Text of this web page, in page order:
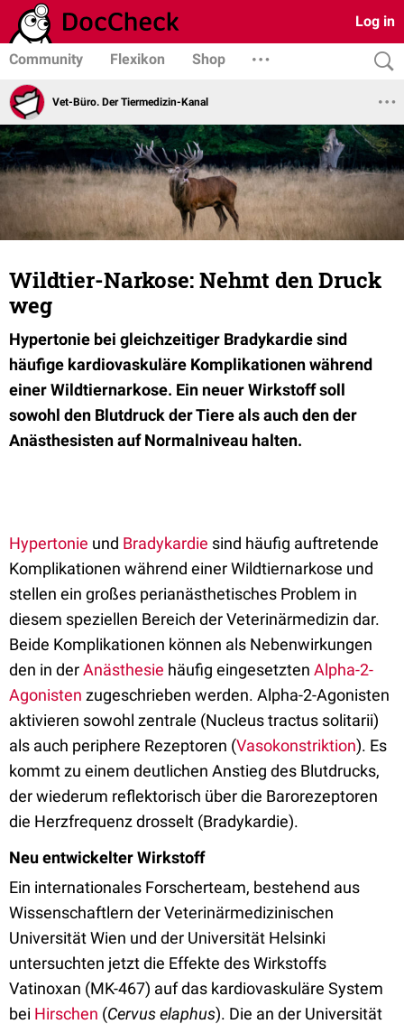
Log in
Community Flexikon Shop
Vet-Büro. Der Tiermedizin-Kanal
Wildtier-Narkose: Nehmt den Druck
weg
Hypertonie bei gleichzeitiger Bradykardie sind
häufige kardiovaskuläre Komplikationen während
einer Wildtiernarkose. Ein neuer Wirkstoff soll
sowohl den Blutdruck der Tiere als auch den der
Anästhesisten auf Normalniveau halten.
Hypertonie und Bradykardie sind häufig auftretende
Komplikationen während einer Wildtiernarkose und
stellen ein großes perianästhetisches Problem in
diesem speziellen Bereich der Veterinärmedizin dar.
Beide Komplikationen können als Nebenwirkungen
den in derAnästhesie häufig eingesetzten Alpha-2-
Agonisten zugeschrieben werden. Alpha-2-Agonisten
aktivieren sowohl zentrale (Nucleus tractus solitarii)
als auch periphere Rezeptoren (Vasokonstriktion). Es
kommt zu einem deutlichen Anstieg des Blutdrucks,
der wiederum reflektorisch über die Barorezeptoren
die Herzfrequenz drosselt (Bradykardie).
Neu entwickelter Wirkstoff
Ein internationales Forscherteam, bestehend aus
Wissenschaftlern der Veterinärmedizinischen
Universität Wien und der Universität Helsinki
untersuchten jetzt die Effekte des Wirkstoffs
Vatinoxan (MK-467) auf das kardiovaskuläre System
bei Hirschen (Cervus elaphus). Die an der Universität